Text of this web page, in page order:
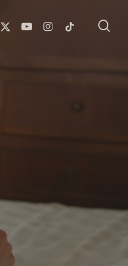
X-
Twitter
YoutubeInstagram
Tiktok